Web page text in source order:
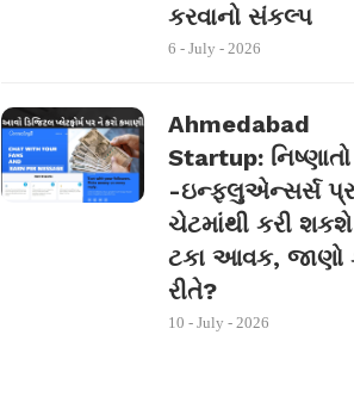
કરવાનો સંકલ્પ
6 - July - 2026
Ahmedabad
Startup: નિષ્ણાતો
-ઇન્ફ્લુએન્સર્સ
ચેટમાંથી કરી
ટકા આવક, જાણો
રીતે?
10 - July - 2026